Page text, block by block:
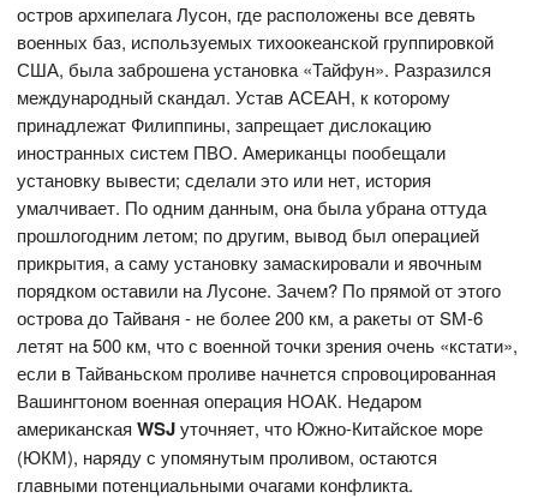
остров архипелага Лусон, где расположены все девять
военных баз, используемых тихоокеанской группировкой
США, была заброшена установка «Тайфун». Разразился
международный скандал. Устав АСЕАН, к которому
принадлежат Филиппины, запрещает дислокацию
иностранных систем ПВО. Американцы пообещали
установку вывести; сделали это или нет, история
умалчивает. По одним данным, она была убрана оттуда
прошлогодним летом; по другим, вывод был операцией
прикрытия, а саму установку замаскировали и явочным
порядком оставили на Лусоне. Зачем? По прямой от этого
острова до Тайваня - не более 200 км, а ракеты от SM-6
летят на 500 км, что с военной точки зрения очень «кстати»,
если в Тайваньском проливе начнется спровоцированная
Вашингтоном военная операция НОАК. Недаром
американскаяWSJуточняет, что Южно-Китайское море
(ЮКМ), наряду с упомянутым проливом, остаются
главными потенциальными очагами конфликта.